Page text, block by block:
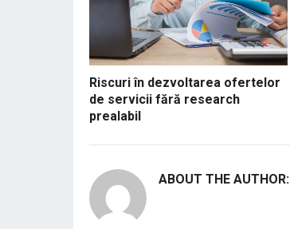
Riscuri în dezvoltarea ofertelor
de servicii fără research
prealabil
ABOUT THE AUTHOR: